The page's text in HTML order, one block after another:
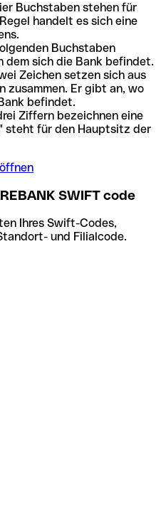
Buchstaben stehen für
handelt es sich eine
Buchstaben
dem sich die Bank befindet.
Zeichen setzen sich aus
zusammen. Er gibt an, wo
befindet.
Ziffern bezeichnen eine
steht für den Hauptsitz der
SWIFT code
Ihres Swift-Codes,
und Filialcode.